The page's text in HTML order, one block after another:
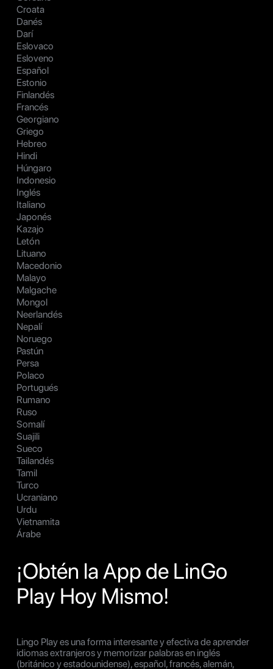
Croata
Danés
Darí
Eslovaco
Esloveno
Español
Estonio
Finlandés
Francés
Georgiano
Griego
Hebreo
Hindi
Húngaro
Indonesio
Inglés
Italiano
Japonés
Kazajo
Letón
Lituano
Macedonio
Malayo
Malgache
Mongol
Neerlandés
Nepalí
Noruego
Pastún
Persa
Polaco
Portugués
Rumano
Ruso
Somalí
Suajili
Sueco
Tailandés
Tamil
Turco
Ucraniano
Urdu
Vietnamita
Árabe
¡Obtén la App de LinGo
Play Hoy Mismo!
Lingo Play es una forma interesante y efectiva de aprender
idiomas extranjeros y memorizar palabras en inglés
(británico y estadounidense), español, francés, alemán,